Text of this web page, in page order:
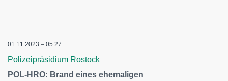
01.11.2023 – 05:27
Polizeipräsidium Rostock
POL-HRO: Brand eines ehemaligen